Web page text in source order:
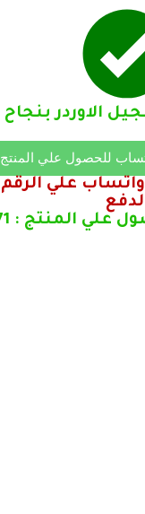
الاوردر بنجاح
للحصول علي المنتج
: 01108392771